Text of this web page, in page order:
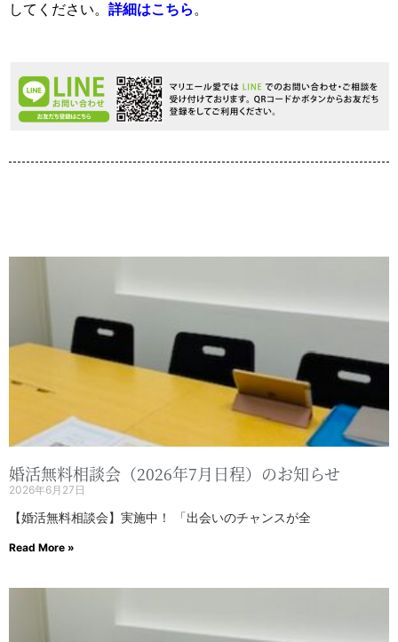
してください。 詳細はこちら 。
婚活無料相談会（2026年7月日程）のお知らせ
2026年6月27日
【婚活無料相談会】実施中！ 「出会いのチャンスが全
Read More »